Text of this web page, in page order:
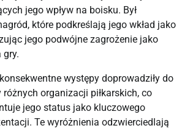
jego wpływ na boisku. Był
które podkreślają jego wkład jako
jego podwójne zagrożenie jako
gry.
występy doprowadziły do
organizacji piłkarskich, co
jego status jako kluczowego
Te wyróżnienia odzwierciedlają